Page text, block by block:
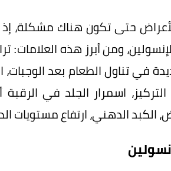
حتى تكون هناك مشكلة، إذ
ومن أبرز هذه
في تناول الطعام بعد
اسمرار الجلد في
الكبد الدهني، ارتفاع مستويات